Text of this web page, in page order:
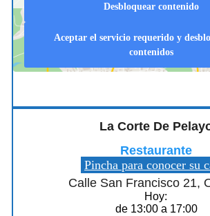
Desbloquear contenido
Aceptar el servicio requerido y
contenidos
La Corte De
Restaurante
Pincha para conocer su
Calle San Francisco 21,
Hoy:
de 13:00 a 17:00